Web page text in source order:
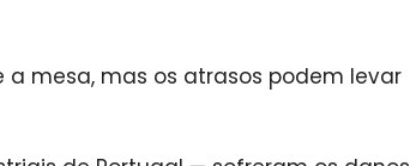
a mesa, mas os atrasos podem levar